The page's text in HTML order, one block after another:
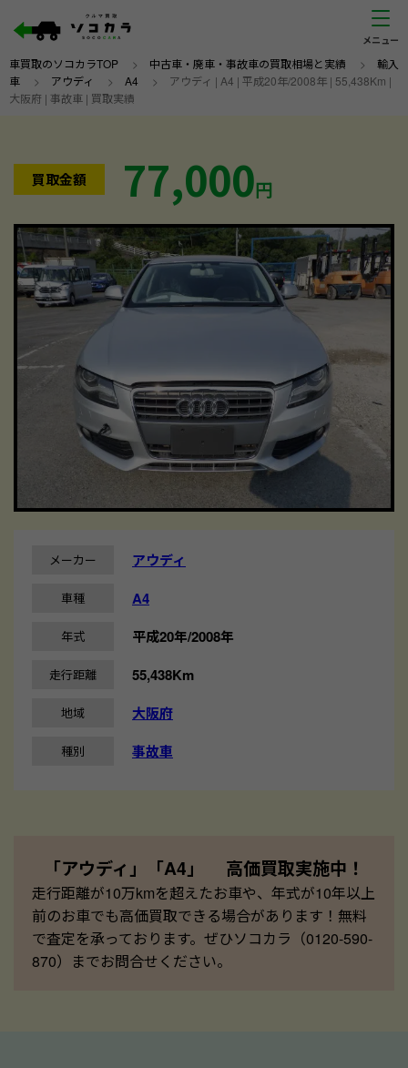
車買取のソコカラTOP > 中古車・廃車・事故車の買取相場と実績 > 輸入
車 > アウディ > A4 > アウディ | A4 | 平成20年/2008年 | 55,438Km |
大阪府 | 事故車 | 買取実績
買取金額 77,000円
メーカー アウディ
車種 A4
年式 平成20年/2008年
走行距離 55,438Km
地域 大阪府
種別 事故車
「アウディ」「A4」 高価買取実施中！
走行距離が10万kmを超えたお車や、年式が10年以上
前のお車でも高価買取できる場合があります！無料
で査定を承っております。ぜひソコカラ（0120-590-
870）までお問合せください。